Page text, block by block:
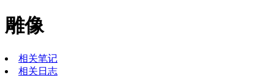
雕像
相关笔记
相关日志